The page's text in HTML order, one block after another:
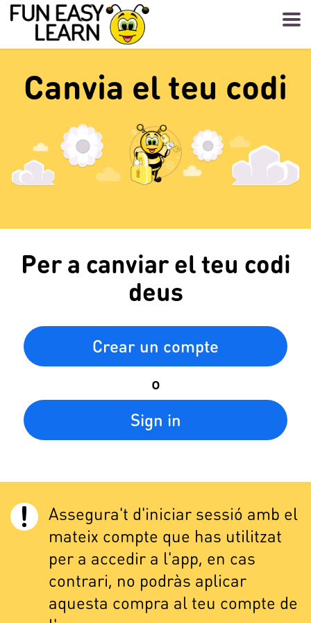
Canvia el teu codi
Per a canviar el teu codi
deus
Crear un compte
o
Sign in
Assegura't d'iniciar sessió amb el
mateix compte que has utilitzat
per a accedir a l'app, en cas
contrari, no podràs aplicar
aquesta compra al teu compte de